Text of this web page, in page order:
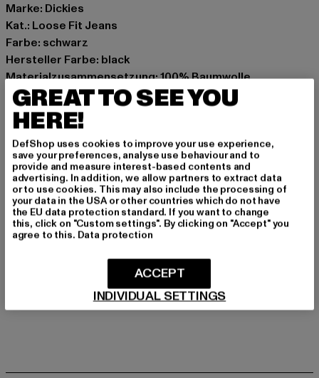
Marke: Dickies
Kat.: Loose Fit Jeans
Farbe: schwarz
Hersteller Farbe: black
Materialzusammensetzung: 100% Baumwolle
Art.Nr: DK0A87PJ-00007
Hersteller: VF International SAGL |
dickieslife_shop_de@vfc.com
Via Laveggio 5 | 6855 Stabio | CH
GRÖSSE & PASSFORM
PFLEGEHINWEISE
LIEFERUNG & RÜCKGABE
GREAT TO SEE YOU
HERE!
DefShop uses cookies to improve your use experience,
save your preferences, analyse use behaviour and to
provide and measure interest-based contents and
advertising. In addition, we allow partners to extract data
or to use cookies. This may also include the processing of
your data in the USA or other countries which do not have
the EU data protection standard. If you want to change
this, click on "Custom settings". By clicking on "Accept" you
agree to this. Data protection
INDIVIDUAL SETTINGS
ACCEPT